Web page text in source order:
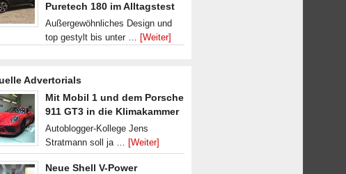
Puretech 180 im Alltagstest
Außergewöhnliches Design und
top gestylt bis unter … [Weiter]
Advertorials
Mit Mobil 1 und dem Porsche
911 GT3 in die Klimakammer
Autoblogger-Kollege Jens
Stratmann soll ja … [Weiter]
Neue Shell V-Power